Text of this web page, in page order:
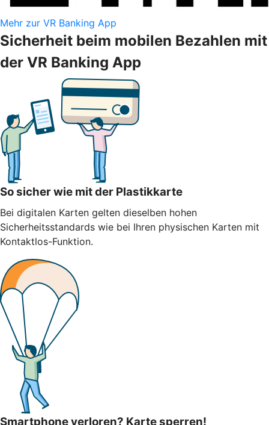
Mehr zur VR Banking App
Sicherheit beim mobilen Bezahlen mit
der VR Banking App
So sicher wie mit der Plastikkarte
Bei digitalen Karten gelten dieselben hohen
Sicherheitsstandards wie bei Ihren physischen Karten mit
Kontaktlos-Funktion.
Smartphone verloren? Karte sperren!